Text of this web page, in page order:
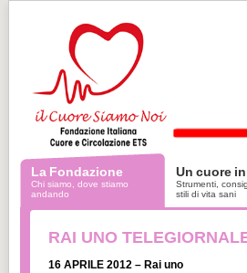
La Fondazione
Chi siamo, dove stiamo
andando
Un cuore
Strumenti,
stili di vita sani
RAI UNO
16 APRILE 2012 – Rai uno